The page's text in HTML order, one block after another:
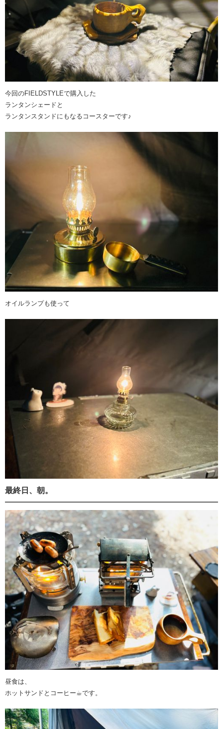
今回のFIELDSTYLEで購入した
ランタンシェードと
ランタンスタンドにもなるコースターです♪
オイルランプも使って
最終日、朝。
昼食は、
ホットサンドとコーヒー☕︎です。